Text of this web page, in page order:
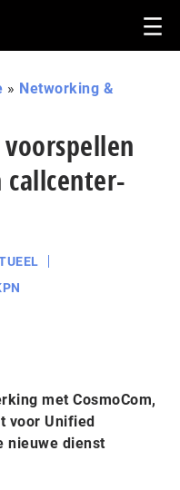
» Networking &
voorspellen
callcenter-
met CosmoCom,
voor Unified
nieuwe dienst